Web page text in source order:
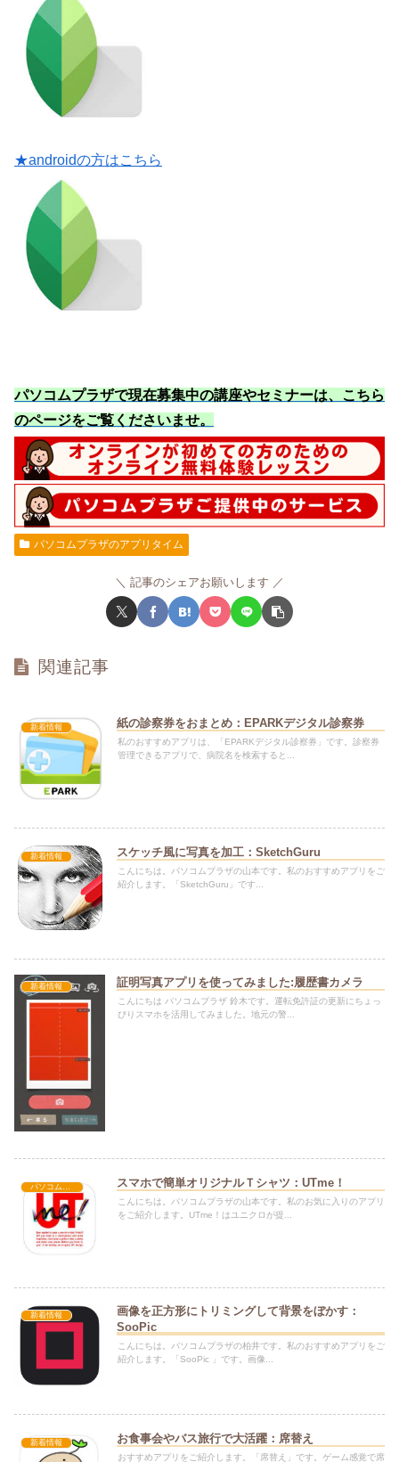
★androidの方はこちら
パソコムプラザで現在募集中の講座やセミナーは、こちら
のページをご覧くださいませ。
パソコムプラザのアプリタイム
記事のシェアお願いします
関連記事
新着情報 紙の診察券をおまとめ：EPARKデジタル診察券
私のおすすめアプリは、「EPARKデジタル診察券」です。診察券
管理できるアプリで、病院名を検索すると...
新着情報 スケッチ風に写真を加工：SketchGuru
こんにちは。パソコムプラザの山本です。私のおすすめアプリをご
紹介します。「SketchGuru」です...
新着情報 証明写真アプリを使ってみました:履歴書カメラ
こんにちは パソコムプラザ 鈴木です。運転免許証の更新にちょっ
ぴりスマホを活用してみました。地元の警...
スマホで簡単オリジナルＴシャツ：UTme！
こんにちは。パソコムプラザの山本です。私のお気に入りのアプリ
をご紹介します。UTme！はユニクロが提...
新着情報
画像を正方形にトリミングして背景をぼかす：
SooPic
こんにちは。パソコムプラザの柏井です。私のおすすめアプリをご
紹介します。「SooPic 」です。画像...
新着情報 お食事会やバス旅行で大活躍：席替え
おすすめアプリをご紹介します。「席替え」です。ゲーム感覚で席